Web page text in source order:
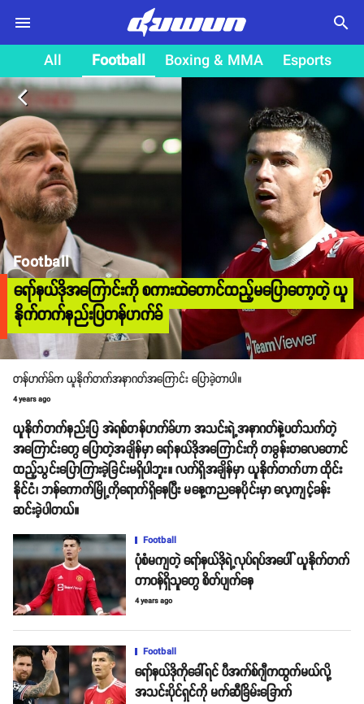
search
All Football Boxing & MMA Esports
arrow_back_ios
Football
ရော်နယ်ဒိုအကြောင်းကို စကားထဲတောင်ထည့်မပြောတော့တဲ့ ယူ
နိုက်တက်နည်းပြတန်ဟက်ခ်
တန်ဟက်ခ်က ယူနိုက်တက်အနာဂတ်အကြောင်း ပြောခဲ့တာပါ။
4 years ago
ယူနိုက်တက်နည်းပြ အဲရစ်တန်ဟက်ခ်ဟာ အသင်းရဲ့အနာဂတ်နဲ့ပတ်သက်တဲ့
အကြောင်းတွေ ပြောတဲ့အချိန်မှာ ရော်နယ်ဒိုအကြောင်းကို တခွန်းတလေတောင်
ထည့်သွင်းပြောကြားခဲ့ခြင်းမရှိပါဘူး။ လက်ရှိအချိန်မှာ ယူနိုက်တက်ဟာ ထိုင်း
နိုင်ငံ၊ ဘန်ကောက်မြို့ကိုရောက်ရှိနေပြီး မနေ့ကညနေပိုင်းမှာ လေ့ကျင့်ခန်း
ဆင်းခဲ့ပါတယ်။
Football
ပုံစံမကျတဲ့ ရော်နယ်ဒိုရဲ့လုပ်ရပ်အပေါ် ယူနိုက်တက်
တာဝန်ရှိသူတွေ စိတ်ပျက်နေ
4 years ago
Football
ရော်နယ်ဒိုကိုခေါ်ရင် ပီအက်စ်ဂျီကထွက်မယ်လို့
အသင်းပိုင်ရှင်ကို မက်ဆီခြိမ်းခြောက်